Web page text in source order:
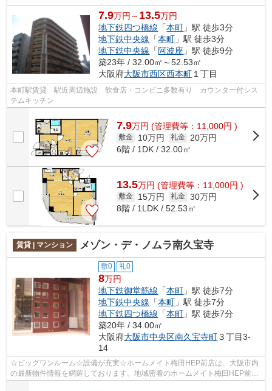
7.9万円～ 13.5万円
地下鉄四つ橋線 「本町 」駅 徒歩3分
地下鉄中央線 「本町 」駅 徒歩3分
地下鉄中央線 「 阿波座 」駅 徒歩9分
築23年 / 32.00㎡～52.53㎡
大阪府大阪市西区西本町１丁目
本町駅賃貸 駅近周辺施設 飲食店・コンビニ多数有り カウンター付シス
テムキッチン
7.9万円 (管理費等：11,000円 )
敷金 10万円 礼金
20万円
6階 / 1DK / 32.00㎡
13.5万円 (管理費等：11,000円 )
敷金 15万円 礼金 30万円
8階 / 1LDK / 52.53㎡
賃貸 | マンション メゾン・デ・ノムラ南久宝寺
敷0 礼0
8万円
地下鉄御堂筋線 「本町 」駅 徒歩7分
地下鉄中央線 「本町 」駅 徒歩7分
地下鉄四つ橋線 「本町 」駅 徒歩7分
築20年 / 34.00㎡
大阪府大阪市中央区南久宝寺町３丁目3-
14
☆ビッグワンルーム☆設備が充実☆ホームメイト梅田HEP前店は、大阪市内
の最新物件情報を網羅しております。地域密着のホームメイト梅田HEP前店